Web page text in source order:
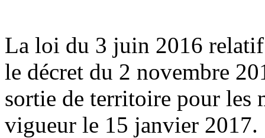
La loi du 3 juin 2016
le décret du 2 novembre
sortie de territoire pour les
vigueur le 15 janvier 2017.